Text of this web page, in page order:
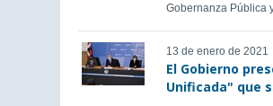
Gobernanza Pública
13 de enero de 2021
El Gobierno
Unificada" que